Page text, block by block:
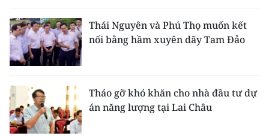
Thái Nguyên và Phú Thọ muốn kết
nối bằng hầm xuyên dãy Tam Đảo
Tháo gỡ khó khăn cho nhà đầu tư dự
án năng lượng tại Lai Châu